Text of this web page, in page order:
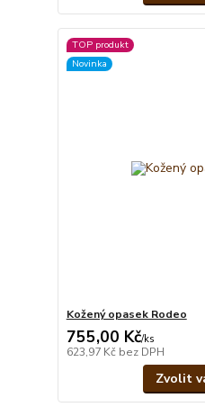
TOP produkt
Novinka
Kožený opasek Rodeo
755,00 Kč/ks
623,97 Kč bez DPH
Zvolit